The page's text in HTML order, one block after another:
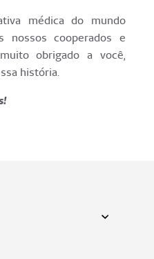
médica do mundo
nossos cooperados e
obrigado a você,
história.